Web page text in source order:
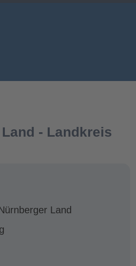
- Landkreis
Land